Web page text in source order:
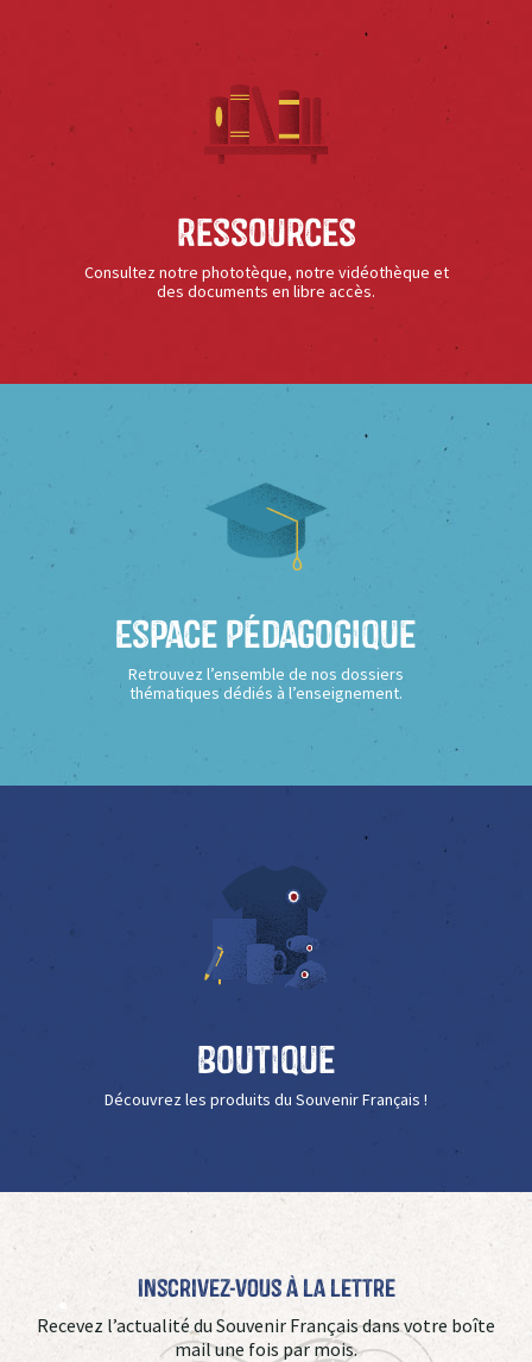
Ressources
Consultez notre phototèque, notre vidéothèque et
des documents en libre accès.
Espace Pédagogique
Retrouvez l’ensemble de nos dossiers
thématiques dédiés à l’enseignement.
Boutique
Découvrez les produits du Souvenir Français !
Inscrivez-vous à La Lettre
Recevez l’actualité du Souvenir Français dans votre boîte
mail une fois par mois.